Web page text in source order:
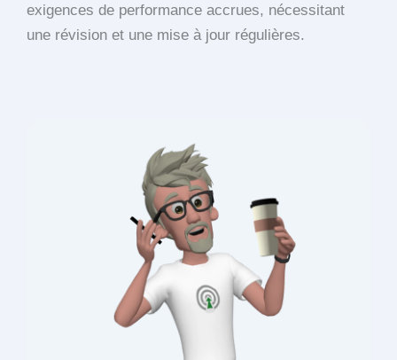
exigences de performance accrues, nécessitant
une révision et une mise à jour régulières.